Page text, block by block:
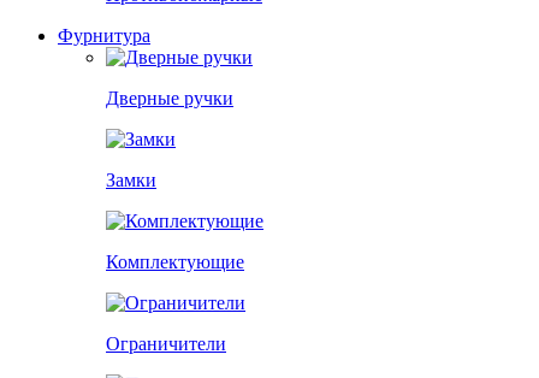
Фурнитура
Дверные ручки
Замки
Комплектующие
Ограничители